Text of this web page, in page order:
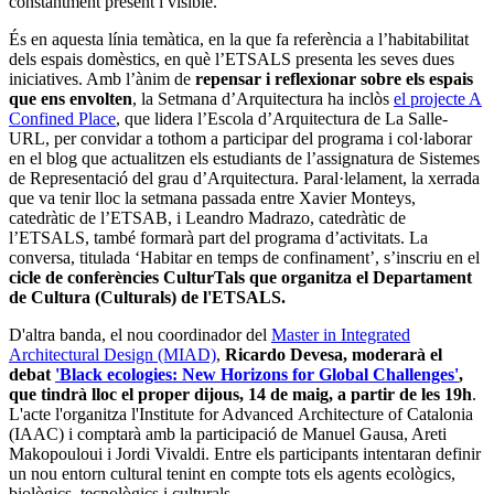
És en aquesta línia temàtica, en la que fa referència a l’habitabilitat
dels espais domèstics, en què l’ETSALS presenta les seves dues
iniciatives. Amb l’ànim de repensar i reflexionar sobre els espais
que ens envolten, la Setmana d’Arquitectura ha inclòs el projecte A
Confined Place, que lidera l’Escola d’Arquitectura de La Salle-
URL, per convidar a tothom a participar del programa i col·laborar
en el blog que actualitzen els estudiants de l’assignatura de Sistemes
de Representació del grau d’Arquitectura. Paral·lelament, la xerrada
que va tenir lloc la setmana passada entre Xavier Monteys,
catedràtic de l’ETSAB, i Leandro Madrazo, catedràtic de
l’ETSALS, també formarà part del programa d’activitats. La
conversa, titulada ‘Habitar en temps de confinament’, s’inscriu en el
cicle de conferències CulturTals que organitza el Departament
de Cultura (Culturals) de l'ETSALS.
D'altra banda, el nou coordinador del Master in Integrated
Architectural Design (MIAD), Ricardo Devesa, moderarà el
debat 'Black ecologies: New Horizons for Global Challenges',
que tindrà lloc el proper dijous, 14 de maig, a partir de les 19h.
L'acte l'organitza l'Institute for Advanced Architecture of Catalonia
(IAAC) i comptarà amb la participació de Manuel Gausa, Areti
Makopouloui i Jordi Vivaldi. Entre els participants intentaran definir
un nou entorn cultural tenint en compte tots els agents ecològics,